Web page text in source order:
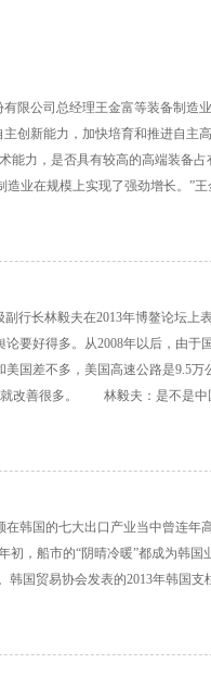
限公司总经理王金富等装备制造
主创新能力，加快培育和推进自
力，是否具有较高的高端装备占
业在规模上实现了强劲增长。”王
副行长林毅夫在2013年博鳌论
好得多。从2008年以后，由于
国差不多，美国高速公路是9.5万
就改善很多。 林毅夫：是不是
韩国的七大出口产业当中曾连年
初，船市的“阴晴冷暖”都成为韩国
贸易协会发表的2013年韩国支